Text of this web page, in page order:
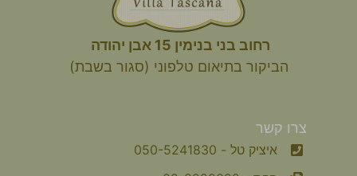
רחוב בני בנימין 15 אבן יהודה
הביקור בתיאום טלפוני (סגור בשבת)
צרו קשר
איציק טל - 050-5241830